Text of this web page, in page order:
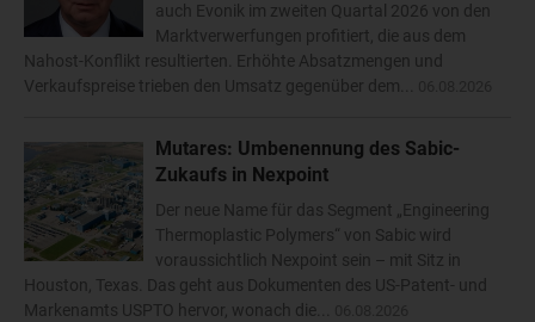
auch Evonik im zweiten Quartal 2026 von den
Marktverwerfungen profitiert, die aus dem
Nahost-Konflikt resultierten. Erhöhte Absatzmengen und
Verkaufspreise trieben den Umsatz gegenüber dem...
Mutares: Umbenennung des Sabic-
Zukaufs in Nexpoint
Der neue Name für das Segment „Engineering
Thermoplastic Polymers“ von Sabic wird
voraussichtlich Nexpoint sein – mit Sitz in
Houston, Texas. Das geht aus Dokumenten des US-Patent- und
Markenamts USPTO hervor, wonach die...